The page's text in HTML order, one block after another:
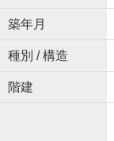
築年月
種別 / 構造
階建